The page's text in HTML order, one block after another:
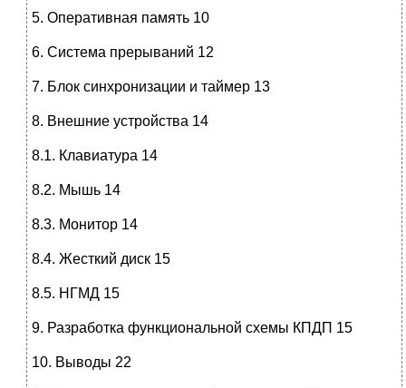
5. Оперативная память 10
6. Система прерываний 12
7. Блок синхронизации и таймер 13
8. Внешние устройства 14
8.1. Клавиатура 14
8.2. Мышь 14
8.3. Монитор 14
8.4. Жесткий диск 15
8.5. НГМД 15
9. Разработка функциональной схемы КПДП 15
10. Выводы 22